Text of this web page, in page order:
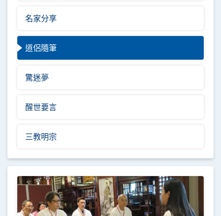
名家分享
道侶隨筆
驚迷夢
醒世要言
三教明宗